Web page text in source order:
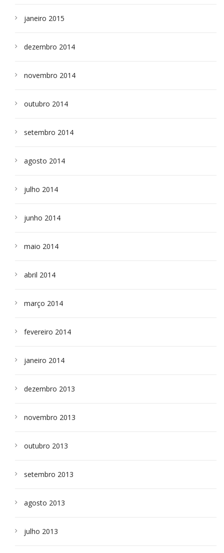
janeiro 2015
dezembro 2014
novembro 2014
outubro 2014
setembro 2014
agosto 2014
julho 2014
junho 2014
maio 2014
abril 2014
março 2014
fevereiro 2014
janeiro 2014
dezembro 2013
novembro 2013
outubro 2013
setembro 2013
agosto 2013
julho 2013